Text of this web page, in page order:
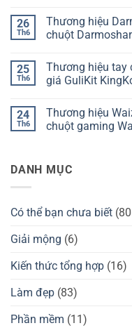
bàn
phím
Chilkey
nào?
Đánh
giá
tốt
không?
bình
luận
ở
bàn
phím
Kzzi
nào?
Đánh
giá
tốt
không?
26
Th6
Thương hiệu
chuột
bình
luận
ở
Darmoshark
của
nước
chuột
Darmoshark
25
Th6
Thương hiệu tay
giá GuliKit
bình
luận
ở
cầm
GuliKit
Đánh
KingKong
3
tốt
24
Th6
Thương hiệu
chuột gaming
luận
của
Đánh
gaming
OGM
Pro,
DANH MỤC
Có thể bạn chưa biết
Giải mộng (6)
Kiến thức tổng hợp (16)
Làm đẹp (83)
Phần mềm (11)